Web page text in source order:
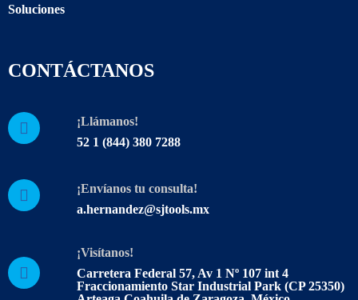
Soluciones
CONTÁCTANOS
¡Llámanos!
52 1 (844) 380 7288
¡Envíanos tu consulta!
a.hernandez@sjtools.mx
¡Visítanos!
Carretera Federal 57, Av 1 Nº 107 int 4
Fraccionamiento Star Industrial Park (CP 25350)